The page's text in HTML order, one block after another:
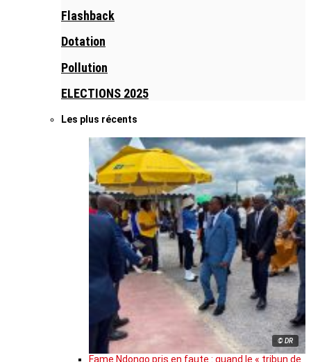
Flashback
Dotation
Pollution
ELECTIONS 2025
Les plus récents
© DR
Fame Ndongo pris en faute : quand le « tribun de